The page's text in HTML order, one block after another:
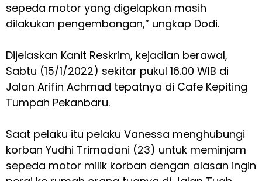
sepeda motor yang digelapkan masih
dilakukan pengembangan,” ungkap Dodi.
Dijelaskan Kanit Reskrim, kejadian berawal,
Sabtu (15/1/2022) sekitar pukul 16.00 WIB di
Jalan Arifin Achmad tepatnya di Cafe Kepiting
Tumpah Pekanbaru.
Saat pelaku itu pelaku Vanessa menghubungi
korban Yudhi Trimadani (23) untuk meminjam
sepeda motor milik korban dengan alasan ingin